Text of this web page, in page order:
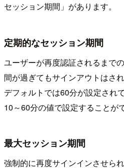
セッション期間」があります。
定期的なセッション期間
ユーザーが再度認証されるまで
間が過ぎてもサインアウトはされ
デフォルトでは60分が設定され
10～60分の値で設定することが
最大セッション期間
強制的に再度サインインさせら